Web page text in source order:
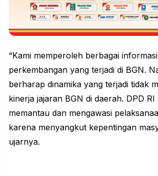
“Kami memperoleh berbagai
perkembangan yang terjadi di BGN.
berharap dinamika yang terjadi tidak
kinerja jajaran BGN di daerah. DPD
memantau dan mengawasi
karena menyangkut kepentingan
ujarnya.